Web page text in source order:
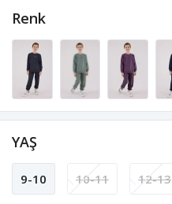
Renk
YAŞ
9-10 10-11 12-13